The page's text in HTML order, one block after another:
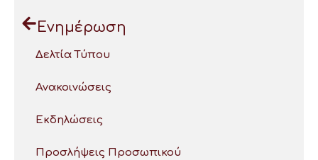
Ενημέρωση
Δελτία Τύπου
Ανακοινώσεις
Εκδηλώσεις
Προσλήψεις Προσωπικού